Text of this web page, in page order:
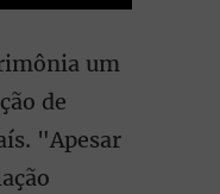
um
de
"Apesar